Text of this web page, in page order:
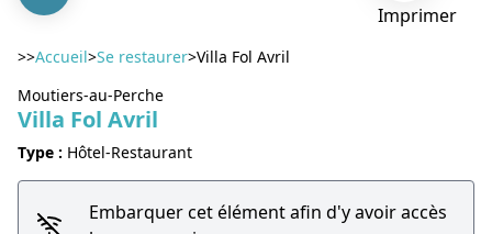
Imprimer
>>Accueil>Se restaurer>Villa Fol Avril
Moutiers-au-Perche
Villa Fol Avril
Type : Hôtel-Restaurant
Embarquer cet élément afin d'y avoir accès